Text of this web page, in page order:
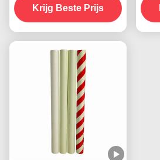
Krijg Beste Prijs